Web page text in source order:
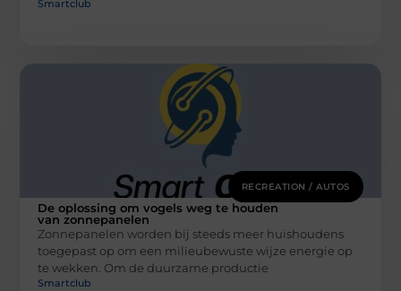
Smartclub
RECREATION / AUTOS
De oplossing om vogels weg te houden
van zonnepanelen
Zonnepanelen worden bij steeds meer huishoudens
toegepast op om een milieubewuste wijze energie op
te wekken. Om de duurzame productie
Smartclub